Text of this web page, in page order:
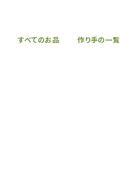
すべてのお品 作り手の一覧